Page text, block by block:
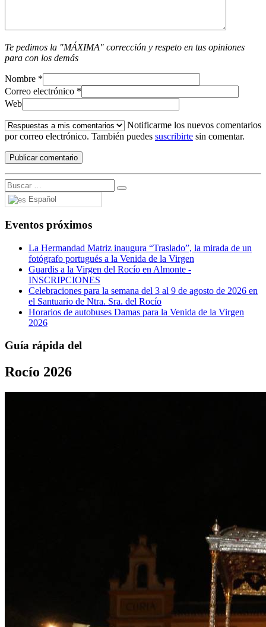
Te pedimos la "MÁXIMA" corrección y respeto en tus opiniones
para con los demás
Nombre *
Correo electrónico *
Web
Notificarme los nuevos comentarios
por correo electrónico. También puedes suscribirte sin comentar.
Español
Eventos próximos
La Hermandad Matriz inaugura “Traslado”, la mirada de un
fotógrafo portugués a la Venida de la Virgen
Guardis a la Virgen del Rocío en Almonte -
INSCRIPCIONES
Celebraciones para la semana del 3 al 9 de agosto de 2026 en
el Santuario de Ntra. Sra. del Rocío
Horarios de autobuses Damas para la Venida de la Virgen
2026
Guía rápida del
Rocío 2026